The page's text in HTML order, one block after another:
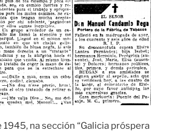
1945, na sección “Galicia próspera